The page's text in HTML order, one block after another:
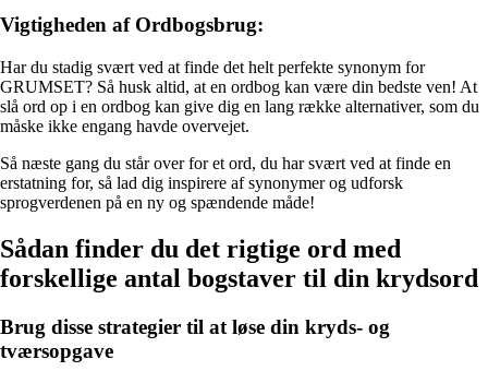
Vigtigheden af Ordbogsbrug:
Har du stadig svært ved at finde det helt perfekte synonym for
GRUMSET? Så husk altid, at en ordbog kan være din bedste ven! At
slå ord op i en ordbog kan give dig en lang række alternativer, som du
måske ikke engang havde overvejet.
Så næste gang du står over for et ord, du har svært ved at finde en
erstatning for, så lad dig inspirere af synonymer og udforsk
sprogverdenen på en ny og spændende måde!
Sådan finder du det rigtige ord med
forskellige antal bogstaver til din krydsord
Brug disse strategier til at løse din kryds- og
tværsopgave